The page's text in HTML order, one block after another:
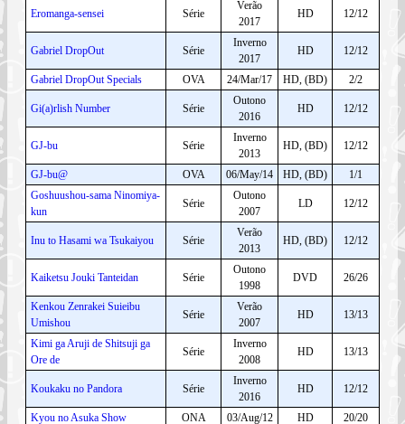
Eromanga-sensei Série
Verão
2017
HD 12/12
Gabriel DropOut Série
Inverno
2017
HD 12/12
Gabriel DropOut Specials OVA 24/Mar/17 HD, (BD) 2/2
Gi(a)rlish Number Série
Outono
2016
HD 12/12
GJ-bu Série
Inverno
2013
HD, (BD) 12/12
GJ-bu@ OVA 06/May/14 HD, (BD)
1/1
Goshuushou-sama Ninomiya-
kun
Série
Outono
2007
LD 12/12
Inu to Hasami wa Tsukaiyou Série
Verão
2013
HD, (BD) 12/12
Kaiketsu Jouki Tanteidan Série
Outono
1998
DVD 26/26
Kenkou Zenrakei Suieibu
Umishou
Série
Verão
2007
HD 13/13
Kimi ga Aruji de Shitsuji ga
Ore de
Série
Inverno
2008
HD 13/13
Koukaku no Pandora Série
Inverno
2016
HD 12/12
Kyou no Asuka Show ONA 03/Aug/12 HD 20/20